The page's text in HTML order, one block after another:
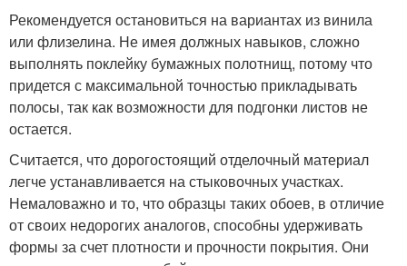
Рекомендуется остановиться на вариантах из винила
или флизелина. Не имея должных навыков, сложно
выполнять поклейку бумажных полотнищ, потому что
придется с максимальной точностью прикладывать
полосы, так как возможности для подгонки листов не
остается.
Считается, что дорогостоящий отделочный материал
легче устанавливается на стыковочных участках.
Немаловажно и то, что образцы таких обоев, в отличие
от своих недорогих аналогов, способны удерживать
формы за счет плотности и прочности покрытия. Они